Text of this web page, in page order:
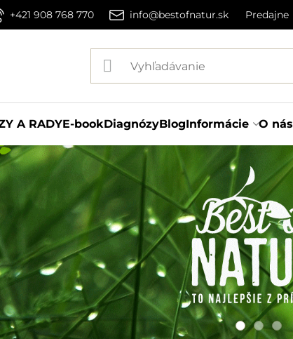
+421 908 768 770 info@bestofnatur.sk Predajne
A RADYE-bookDiagnózyBlogInformácie O nás